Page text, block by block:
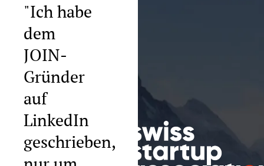
"Ich habe
dem
JOIN-
Gründer
auf
LinkedIn
geschrieben,